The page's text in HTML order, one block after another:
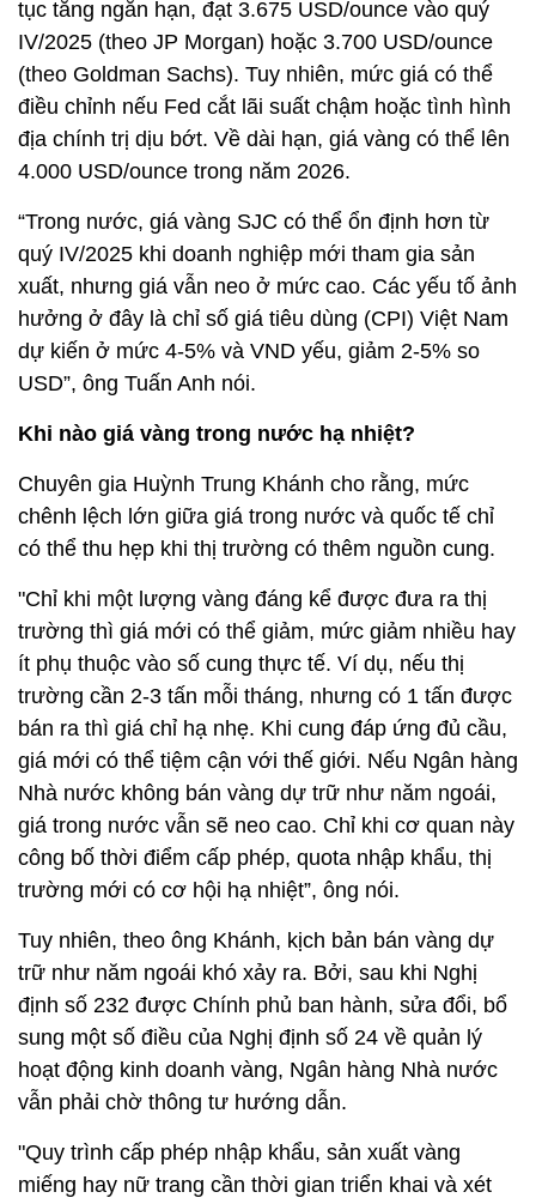
tục tăng ngắn hạn, đạt 3.675 USD/ounce vào quý
IV/2025 (theo JP Morgan) hoặc 3.700 USD/ounce
(theo Goldman Sachs). Tuy nhiên, mức giá có thể
điều chỉnh nếu Fed cắt lãi suất chậm hoặc tình hình
địa chính trị dịu bớt. Về dài hạn, giá vàng có thể lên
4.000 USD/ounce trong năm 2026.
“Trong nước, giá vàng SJC có thể ổn định hơn từ
quý IV/2025 khi doanh nghiệp mới tham gia sản
xuất, nhưng giá vẫn neo ở mức cao. Các yếu tố ảnh
hưởng ở đây là chỉ số giá tiêu dùng (CPI) Việt Nam
dự kiến ở mức 4-5% và VND yếu, giảm 2-5% so
USD”, ông Tuấn Anh nói.
Khi nào giá vàng trong nước hạ nhiệt?
Chuyên gia Huỳnh Trung Khánh cho rằng, mức
chênh lệch lớn giữa giá trong nước và quốc tế chỉ
có thể thu hẹp khi thị trường có thêm nguồn cung.
"Chỉ khi một lượng vàng đáng kể được đưa ra thị
trường thì giá mới có thể giảm, mức giảm nhiều hay
ít phụ thuộc vào số cung thực tế. Ví dụ, nếu thị
trường cần 2-3 tấn mỗi tháng, nhưng có 1 tấn được
bán ra thì giá chỉ hạ nhẹ. Khi cung đáp ứng đủ cầu,
giá mới có thể tiệm cận với thế giới. Nếu Ngân hàng
Nhà nước không bán vàng dự trữ như năm ngoái,
giá trong nước vẫn sẽ neo cao. Chỉ khi cơ quan này
công bố thời điểm cấp phép, quota nhập khẩu, thị
trường mới có cơ hội hạ nhiệt”, ông nói.
Tuy nhiên, theo ông Khánh, kịch bản bán vàng dự
trữ như năm ngoái khó xảy ra. Bởi, sau khi Nghị
định số 232 được Chính phủ ban hành, sửa đổi, bổ
sung một số điều của Nghị định số 24 về quản lý
hoạt động kinh doanh vàng, Ngân hàng Nhà nước
vẫn phải chờ thông tư hướng dẫn.
"Quy trình cấp phép nhập khẩu, sản xuất vàng
miếng hay nữ trang cần thời gian triển khai và xét